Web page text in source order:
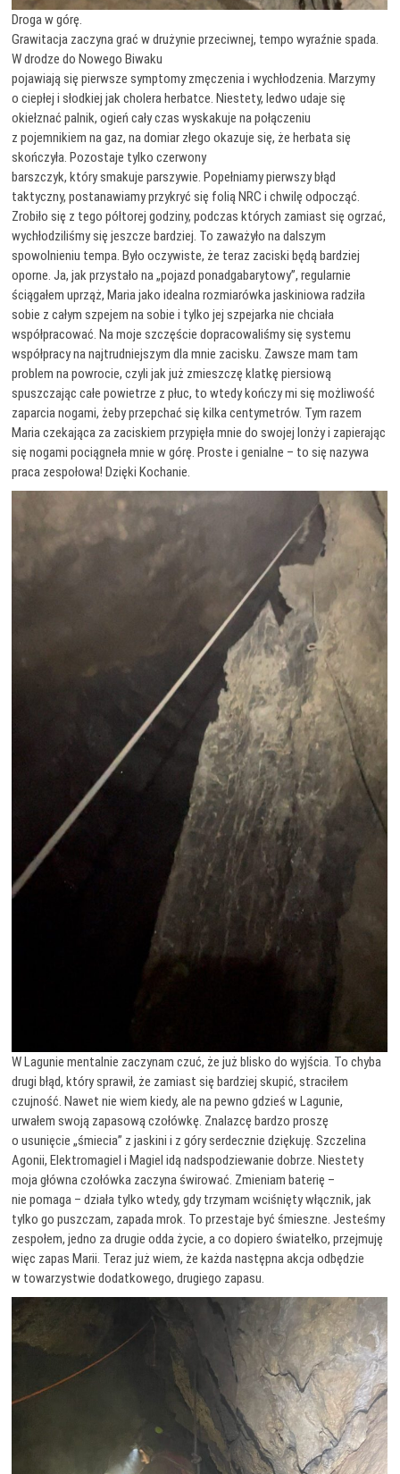
Droga w górę.
Grawitacja zaczyna grać w drużynie przeciwnej, tempo wyraźnie spada.
W drodze do Nowego Biwaku
pojawiają się pierwsze symptomy zmęczenia i wychłodzenia. Marzymy
o ciepłej i słodkiej jak cholera herbatce. Niestety, ledwo udaje się
okiełznać palnik, ogień cały czas wyskakuje na połączeniu
z pojemnikiem na gaz, na domiar złego okazuje się, że herbata się
skończyła. Pozostaje tylko czerwony
barszczyk, który smakuje parszywie. Popełniamy pierwszy błąd
taktyczny, postanawiamy przykryć się folią NRC i chwilę odpocząć.
Zrobiło się z tego półtorej godziny, podczas których zamiast się ogrzać,
wychłodziliśmy się jeszcze bardziej. To zaważyło na dalszym
spowolnieniu tempa. Było oczywiste, że teraz zaciski będą bardziej
oporne. Ja, jak przystało na „pojazd ponadgabarytowy”, regularnie
ściągałem uprząż, Maria jako idealna rozmiarówka jaskiniowa radziła
sobie z całym szpejem na sobie i tylko jej szpejarka nie chciała
współpracować. Na moje szczęście dopracowaliśmy się systemu
współpracy na najtrudniejszym dla mnie zacisku. Zawsze mam tam
problem na powrocie, czyli jak już zmieszczę klatkę piersiową
spuszczając całe powietrze z płuc, to wtedy kończy mi się możliwość
zaparcia nogami, żeby przepchać się kilka centymetrów. Tym razem
Maria czekająca za zaciskiem przypięła mnie do swojej lonży i zapierając
się nogami pociągneła mnie w górę. Proste i genialne – to się nazywa
praca zespołowa! Dzięki Kochanie.
W Lagunie mentalnie zaczynam czuć, że już blisko do wyjścia. To chyba
drugi błąd, który sprawił, że zamiast się bardziej skupić, straciłem
czujność. Nawet nie wiem kiedy, ale na pewno gdzieś w Lagunie,
urwałem swoją zapasową czołówkę. Znalazcę bardzo proszę
o usunięcie „śmiecia” z jaskini i z góry serdecznie dziękuję. Szczelina
Agonii, Elektromagiel i Magiel idą nadspodziewanie dobrze. Niestety
moja główna czołówka zaczyna świrować. Zmieniam baterię –
nie pomaga – działa tylko wtedy, gdy trzymam wciśnięty włącznik, jak
tylko go puszczam, zapada mrok. To przestaje być śmieszne. Jesteśmy
zespołem, jedno za drugie odda życie, a co dopiero światełko, przejmuję
więc zapas Marii. Teraz już wiem, że każda następna akcja odbędzie
w towarzystwie dodatkowego, drugiego zapasu.